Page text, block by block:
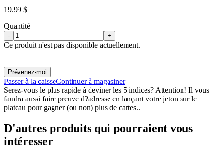
19.99 $
Quantité
- +
Ce produit n'est pas disponible actuellement.
Prévenez-moi
Passer à la caisseContinuer à magasiner
Serez-vous le plus rapide à deviner les 5 indices? Attention! Il vous
faudra aussi faire preuve d?adresse en lançant votre jeton sur le
plateau pour gagner (ou non) plus de cartes..
D'autres produits qui pourraient vous
intéresser